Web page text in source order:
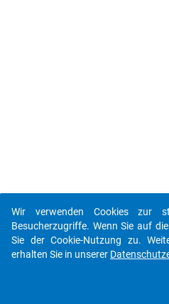
Wir verwenden Cookies zur
Besucherzugriffe. Wenn Sie auf
Sie der Cookie-Nutzung zu.
erhalten Sie in unserer